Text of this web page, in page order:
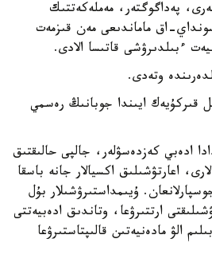
پەداگوگتەر، مەملەكەتتىك
سونداي-اق ماماندىعى مەن قىزمەت
ءبىلدىرۋشى قاتىسا الادى.
وتەدى.
قىركۇيەك ايىندا جوبانىڭ رەسمي
ادەبي كەزدەسۋلەر، جالپى حالىقتىق
اعارتۋشىلىق اكسيالار جانە باسقا
ۇيىمداستىرۋشىلار بۇل
ارتتىرۋعا، وتاندىق ادەبيەتتى
الۋ مادەنيەتىن قالىپتاستىرۋعا